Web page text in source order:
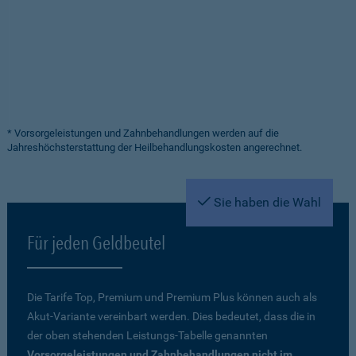
* Vorsorgeleistungen und Zahnbehandlungen werden auf die
Jahreshöchsterstattung der Heilbehandlungskosten angerechnet.
Sie haben die Wahl
Für jeden Geldbeutel
Die Tarife Top, Premium und Premium Plus können auch als
Akut-Variante vereinbart werden. Dies bedeutet, dass die in
der oben stehenden Leistungs-Tabelle genannten